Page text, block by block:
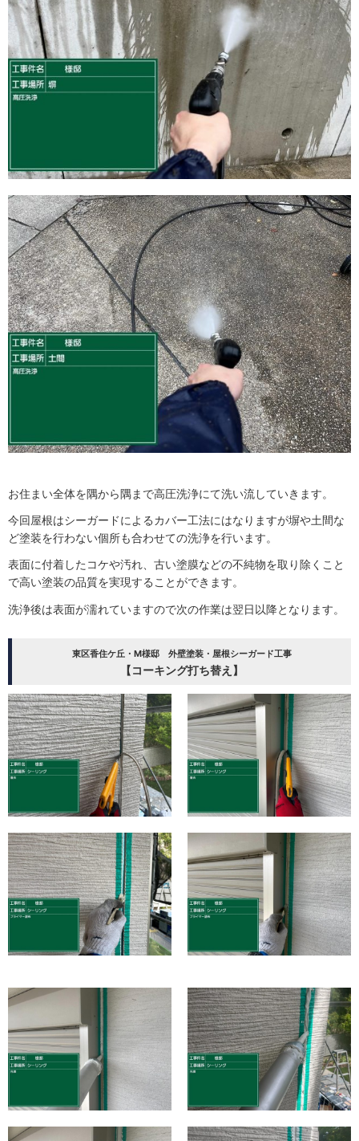
お住まい全体を隅から隅まで高圧洗浄にて洗い流していきます。
今回屋根はシーガードによるカバー工法にはなりますが塀や土間な
ど塗装を行わない個所も合わせての洗浄を行います。
表面に付着したコケや汚れ、古い塗膜などの不純物を取り除くこと
で高い塗装の品質を実現することができます。
洗浄後は表面が濡れていますので次の作業は翌日以降となります。
東区香住ケ丘・M様邸 外壁塗装・屋根シーガード工事
【コーキング打ち替え】